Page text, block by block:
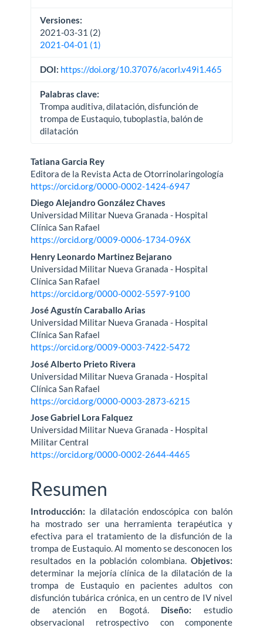
Versiones:
2021-03-31 (2)
2021-04-01 (1)
DOI: https://doi.org/10.37076/acorl.v49i1.465
Palabras clave:
Trompa auditiva, dilatación, disfunción de
trompa de Eustaquio, tuboplastia, balón de
dilatación
Contenido
principal
del
artículo
Tatiana Garcia Rey
Editora de la Revista Acta de Otorrinolaringología
https://orcid.org/0000-0002-1424-6947
Diego Alejandro González Chaves
Universidad Militar Nueva Granada - Hospital
Clínica San Rafael
https://orcid.org/0009-0006-1734-096X
Henry Leonardo Martinez Bejarano
Universidad Militar Nueva Granada - Hospital
Clínica San Rafael
https://orcid.org/0000-0002-5597-9100
José Agustín Caraballo Arias
Universidad Militar Nueva Granada - Hospital
Clínica San Rafael
https://orcid.org/0009-0003-7422-5472
José Alberto Prieto Rivera
Universidad Militar Nueva Granada - Hospital
Clínica San Rafael
https://orcid.org/0000-0003-2873-6215
Jose Gabriel Lora Falquez
Universidad Militar Nueva Granada - Hospital
Militar Central
https://orcid.org/0000-0002-2644-4465
Resumen
Introducción: la dilatación endoscópica con balón
ha mostrado ser una herramienta terapéutica y
efectiva para el tratamiento de la disfunción de la
trompa de Eustaquio. Al momento se desconocen los
resultados en la población colombiana. Objetivos:
determinar la mejoría clínica de la dilatación de la
trompa de Eustaquio en pacientes adultos con
disfunción tubárica crónica, en un centro de IV nivel
de atención en Bogotá.Diseño: estudio
observacional retrospectivo con componente